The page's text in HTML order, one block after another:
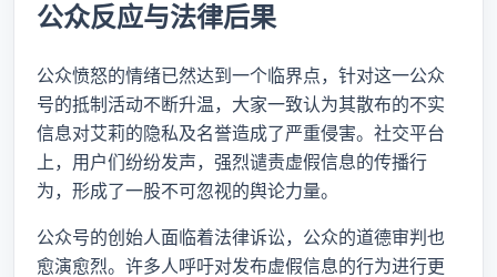
公众反应与法律后果
公众愤怒的情绪已然达到一个临界点，针对这一公众
号的抵制活动不断升温，大家一致认为其散布的不实
信息对艾莉的隐私及名誉造成了严重侵害。社交平台
上，用户们纷纷发声，强烈谴责虚假信息的传播行
为，形成了一股不可忽视的舆论力量。
公众号的创始人面临着法律诉讼，公众的道德审判也
愈演愈烈。许多人呼吁对发布虚假信息的行为进行更